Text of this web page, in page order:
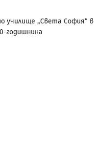
училище „Света София“ в
годишнина